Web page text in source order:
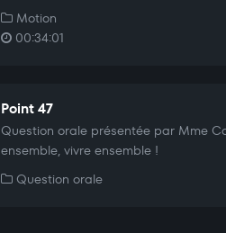
Motion
00:34:01
Point 47
Question orale présentée par Mme
ensemble, vivre ensemble !
Question orale